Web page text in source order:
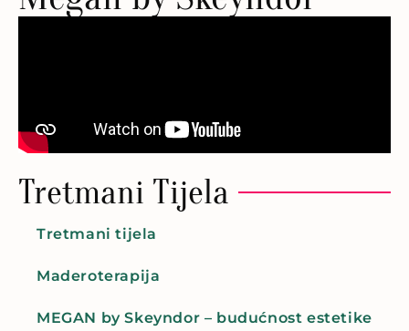
Tretmani Tijela
Tretmani tijela
Maderoterapija
MEGAN by Skeyndor – budućnost estetike